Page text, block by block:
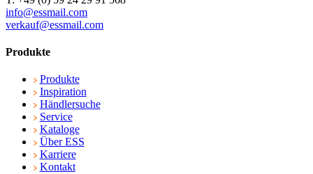
info@essmail.com
verkauf@essmail.com
Produkte
Produkte
Inspiration
Händlersuche
Service
Kataloge
Über ESS
Karriere
Kontakt